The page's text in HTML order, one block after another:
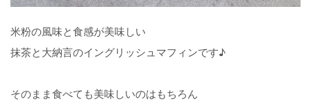
米粉の風味と食感が美味しい
抹茶と大納言のイングリッシュマフィンです♪
そのまま食べても美味しいのはもちろん